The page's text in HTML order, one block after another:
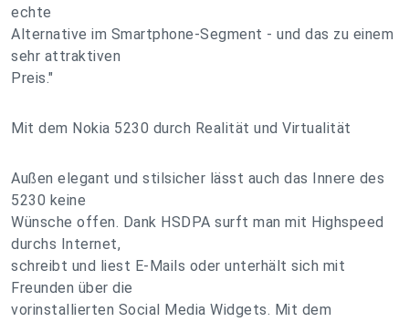
echte
Alternative im Smartphone-Segment - und das zu einem
sehr attraktiven
Preis."
Mit dem Nokia 5230 durch Realität und Virtualität
Außen elegant und stilsicher lässt auch das Innere des
5230 keine
Wünsche offen. Dank HSDPA surft man mit Highspeed
durchs Internet,
schreibt und liest E-Mails oder unterhält sich mit
Freunden über die
vorinstallierten Social Media Widgets. Mit dem